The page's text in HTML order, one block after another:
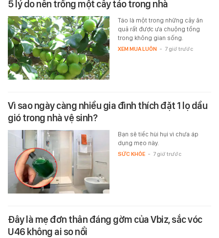
5 lý do nên trồng một cây táo trong nhà
Táo là một trong những cây ăn
quả rất được ưa chuộng tồng
trong không gian sống.
XEM MUA LUÔN - 7 giờ trước
Vì sao ngày càng nhiều gia đình thích đặt 1 lọ dầu
gió trong nhà vệ sinh?
Bạn sẽ tiếc hùi hụi vì chưa áp
dụng mẹo này.
SỨC KHỎE - 7 giờ trước
Đây là mẹ đơn thân đáng gờm của Vbiz, sắc vóc
U46 không ai so nổi